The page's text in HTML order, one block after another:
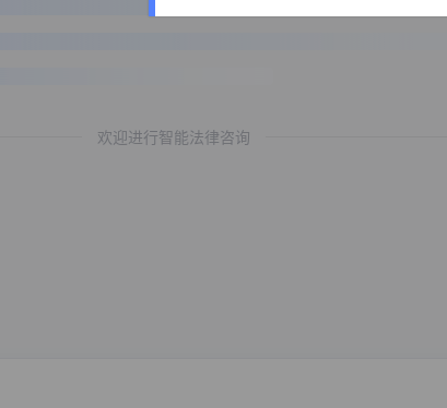
欢迎进行智能法律咨询